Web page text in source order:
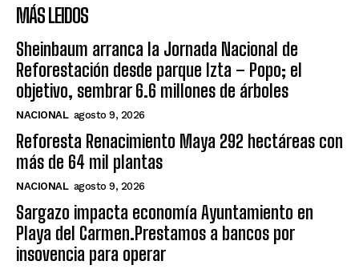
MÁS LEIDOS
Sheinbaum arranca la Jornada Nacional de
Reforestación desde parque Izta – Popo; el
objetivo, sembrar 6.6 millones de árboles
NACIONAL agosto 9, 2026
Reforesta Renacimiento Maya 292 hectáreas con
más de 64 mil plantas
NACIONAL agosto 9, 2026
Sargazo impacta economía Ayuntamiento en
Playa del Carmen.Prestamos a bancos por
insovencia para operar